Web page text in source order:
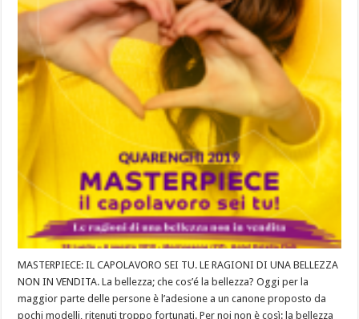
MASTERPIECE: IL CAPOLAVORO SEI TU. LE RAGIONI DI UNA BELLEZZA
NON IN VENDITA. La bellezza; che cos’é la bellezza? Oggi per la
maggior parte delle persone è l’adesione a un canone proposto da
pochi modelli, ritenuti troppo fortunati. Per noi non è così: la bellezza